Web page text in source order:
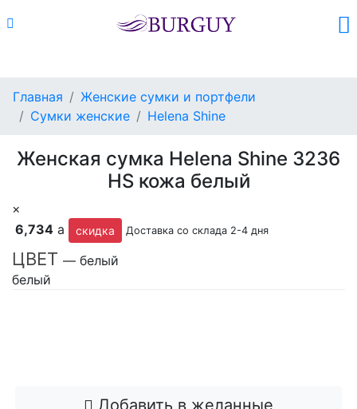
Главная
Женские сумки и портфели
Сумки женские
Helena Shine
Женская сумка Helena Shine 3236
HS кожа белый
×
6,734 a скидка Доставка со склада 2-4 дня
ЦВЕТ — белый
белый